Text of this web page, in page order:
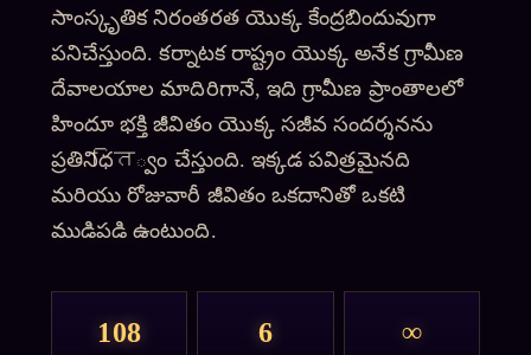
సాంస్కృతిక నిరంతరత యొక్క కేంద్రబిందువుగా
పనిచేస్తుంది. కర్నాటక రాష్ట్రం యొక్క అనేక గ్రామీణ
దేవాలయాల మాదిరిగానే, ఇది గ్రామీణ ప్రాంతాలలో
హిందూ భక్తి జీవితం యొక్క సజీవ సందర్శనను
ప్రతినిధित్వం చేస్తుంది. ఇక్కడ పవిత్రమైనది
మరియు రోజువారీ జీవితం ఒకదానితో ఒకటి
ముడిపడి ఉంటుంది.
108 6 ∞